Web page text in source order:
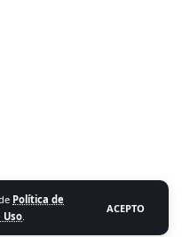
Política de
Uso.
ACEPTO
Igualdad 2026.